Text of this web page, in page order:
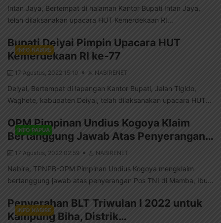
Intan Jaya, Bertempat di halaman Kantor Bupati Intan Jaya,
telah dilaksanakan upacara HUT Kemerdekaan RI...
INFO NABIRE
Bupati Deiyai Pimpin Upacara HUT
Kemerdekaan RI ke-77
17 Agustus, 2022 15:10 NABIRENET
Deiyai, Bertempat di lapangan Kantor Bupati, Jalan Tigido,
Waghete, kabupaten Deiyai, telah dilaksanakan upacara HUT...
INFO PAPUA
OPM Pimpinan Undius Kogoya Klaim
Bertanggung Jawab Atas Penyerangan…
17 Agustus, 2022 02:59 NABIRENET
Nabire, TPNPB-OPM Pimpinan Undius Kogoya mengklaim
bertanggung jawab atas penyerangan Pos TNI di Mamba, Ibu...
INFO NABIRE
Penyerahan BLT Triwulan I 2022 untuk
Kampung Biha, Distrik…